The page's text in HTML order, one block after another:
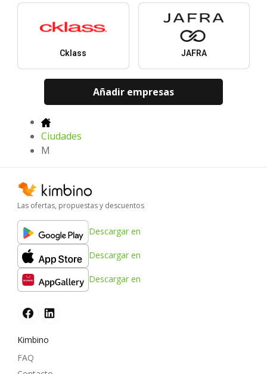
Cklass JAFRA
Añadir empresas
Ciudades
M
Las ofertas, propuestas y descuentos
Descargar en
Descargar en
Descargar en
Kimbino
FAQ